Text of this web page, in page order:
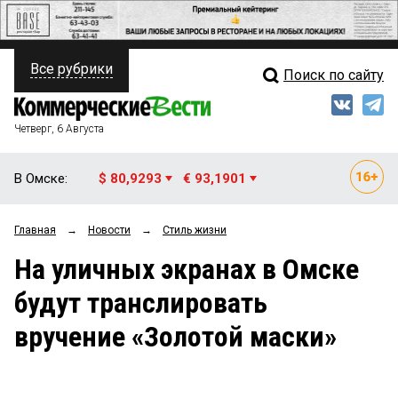
ПОЛИТИКА
ФИНАНСЫ
ОБЩЕСТВО
ЗАКОН
НОВОСТИ КОМПАНИЙ
Свежий выпуск
Рейтинги
Блоги
Архив
Все рубрики Поиск по сайту
Четверг, 6 Августа
В Омске: $ 80,9293 € 93,1901
Главная → Новости → Стиль жизни
На уличных экранах в Омске
будут транслировать
вручение «Золотой маски»